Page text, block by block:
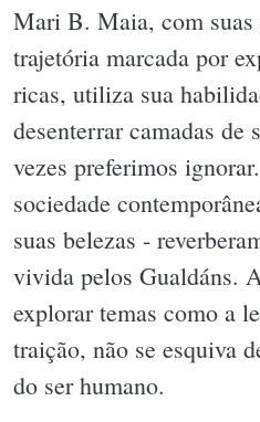
Mari B. Maia, com
trajetória marcada por
ricas, utiliza sua
desenterrar camadas de
vezes preferimos
sociedade
suas belezas -
vivida pelos Gualdáns.
explorar temas como a
traição, não se esquiva
do ser humano.